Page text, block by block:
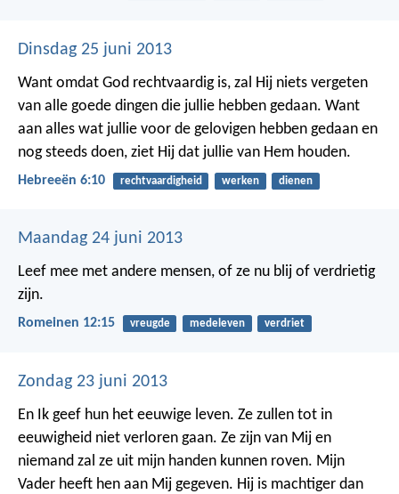
Dinsdag 25 juni 2013
Want omdat God rechtvaardig is, zal Hij niets vergeten
van alle goede dingen die jullie hebben gedaan. Want
aan alles wat jullie voor de gelovigen hebben gedaan en
nog steeds doen, ziet Hij dat jullie van Hem houden.
Hebreeën 6:10 rechtvaardigheid werken dienen
Maandag 24 juni 2013
Leef mee met andere mensen, of ze nu blij of verdrietig
zijn.
Romeinen 12:15 vreugde medeleven verdriet
Zondag 23 juni 2013
En Ik geef hun het eeuwige leven. Ze zullen tot in
eeuwigheid niet verloren gaan. Ze zijn van Mij en
niemand zal ze uit mijn handen kunnen roven. Mijn
Vader heeft hen aan Mij gegeven. Hij is machtiger dan